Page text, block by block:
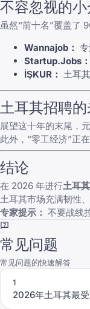
不容忽视的
虽然“前十名”覆盖了
Wannajob：
Startup.Jobs：
İŞKUR： 土耳
土耳其招聘
展望这十年的末尾，
此外，“零工经济”正
结论
在 2026 年进行土耳
土耳其市场充满韧性
专家提示： 不要战线
常见问题
常见问题的快速解答
1
2026年土耳其最